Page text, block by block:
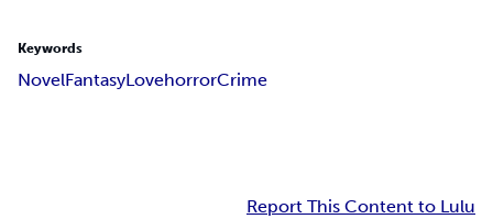
Keywords
NovelFantasyLovehorrorCrime
Report This Content to Lulu